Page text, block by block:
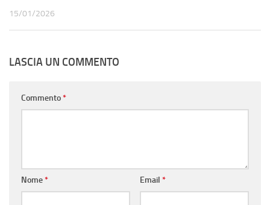
15/01/2026
LASCIA UN COMMENTO
Commento*
Nome* Email *